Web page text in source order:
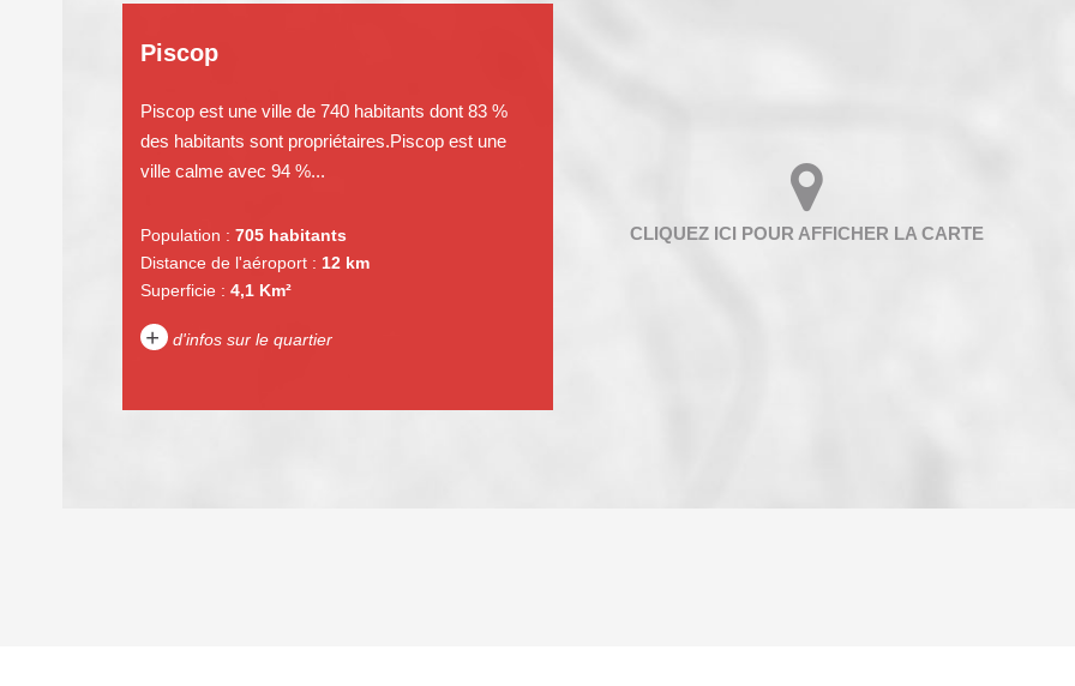
Piscop
Piscop est une ville de 740 habitants dont 83 %
des habitants sont propriétaires.Piscop est une
ville calme avec 94 %...
Population : 705 habitants
Distance de l'aéroport : 12 km
Superficie : 4,1 Km²
+ d'infos sur le quartier